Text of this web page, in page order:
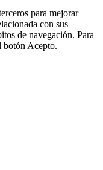
para mejorar
con sus
de navegación. Para
botón Acepto.